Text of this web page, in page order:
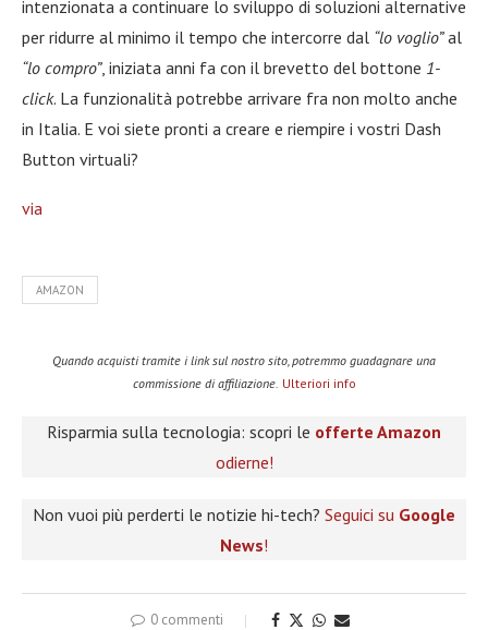
intenzionata a continuare lo sviluppo di soluzioni alternative
per ridurre al minimo il tempo che intercorre dal “lo voglio”al
“lo compro”, iniziata anni fa con il brevetto del bottone 1-
click. La funzionalità potrebbe arrivare fra non molto anche
in Italia. E voi siete pronti a creare e riempire i vostri Dash
Button virtuali?
via
AMAZON
Quando acquisti tramite i link sul nostro sito, potremmo guadagnare una
commissione di affiliazione. Ulteriori info
Risparmia sulla tecnologia: scopri le offerte Amazon
odierne!
Non vuoi più perderti le notizie hi-tech? Seguici su Google
News!
0 commenti